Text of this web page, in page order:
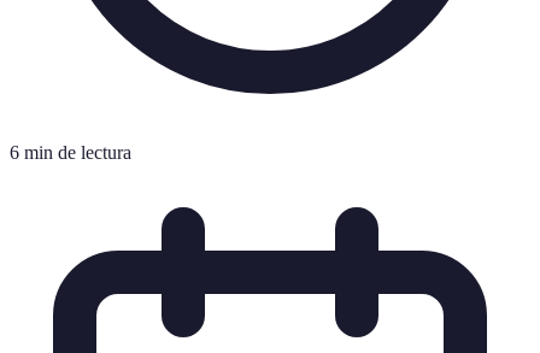
6 min de lectura